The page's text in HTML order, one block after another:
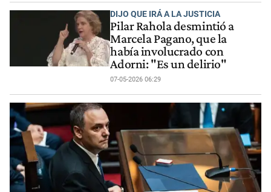
DIJO QUE IRÁ A LA JUSTICIA
Pilar Rahola desmintió a
Marcela Pagano, que la
había involucrado con
Adorni: "Es un delirio"
07-05-2026 06:29